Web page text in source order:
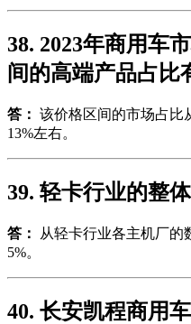
38. 2023年商用车
间的高端产品占比
答： 该价格区间的市场占比
13%左右。
39. 轻卡行业的整
答：
从轻卡行业各主机厂的
5%。
40. 长安凯程商用